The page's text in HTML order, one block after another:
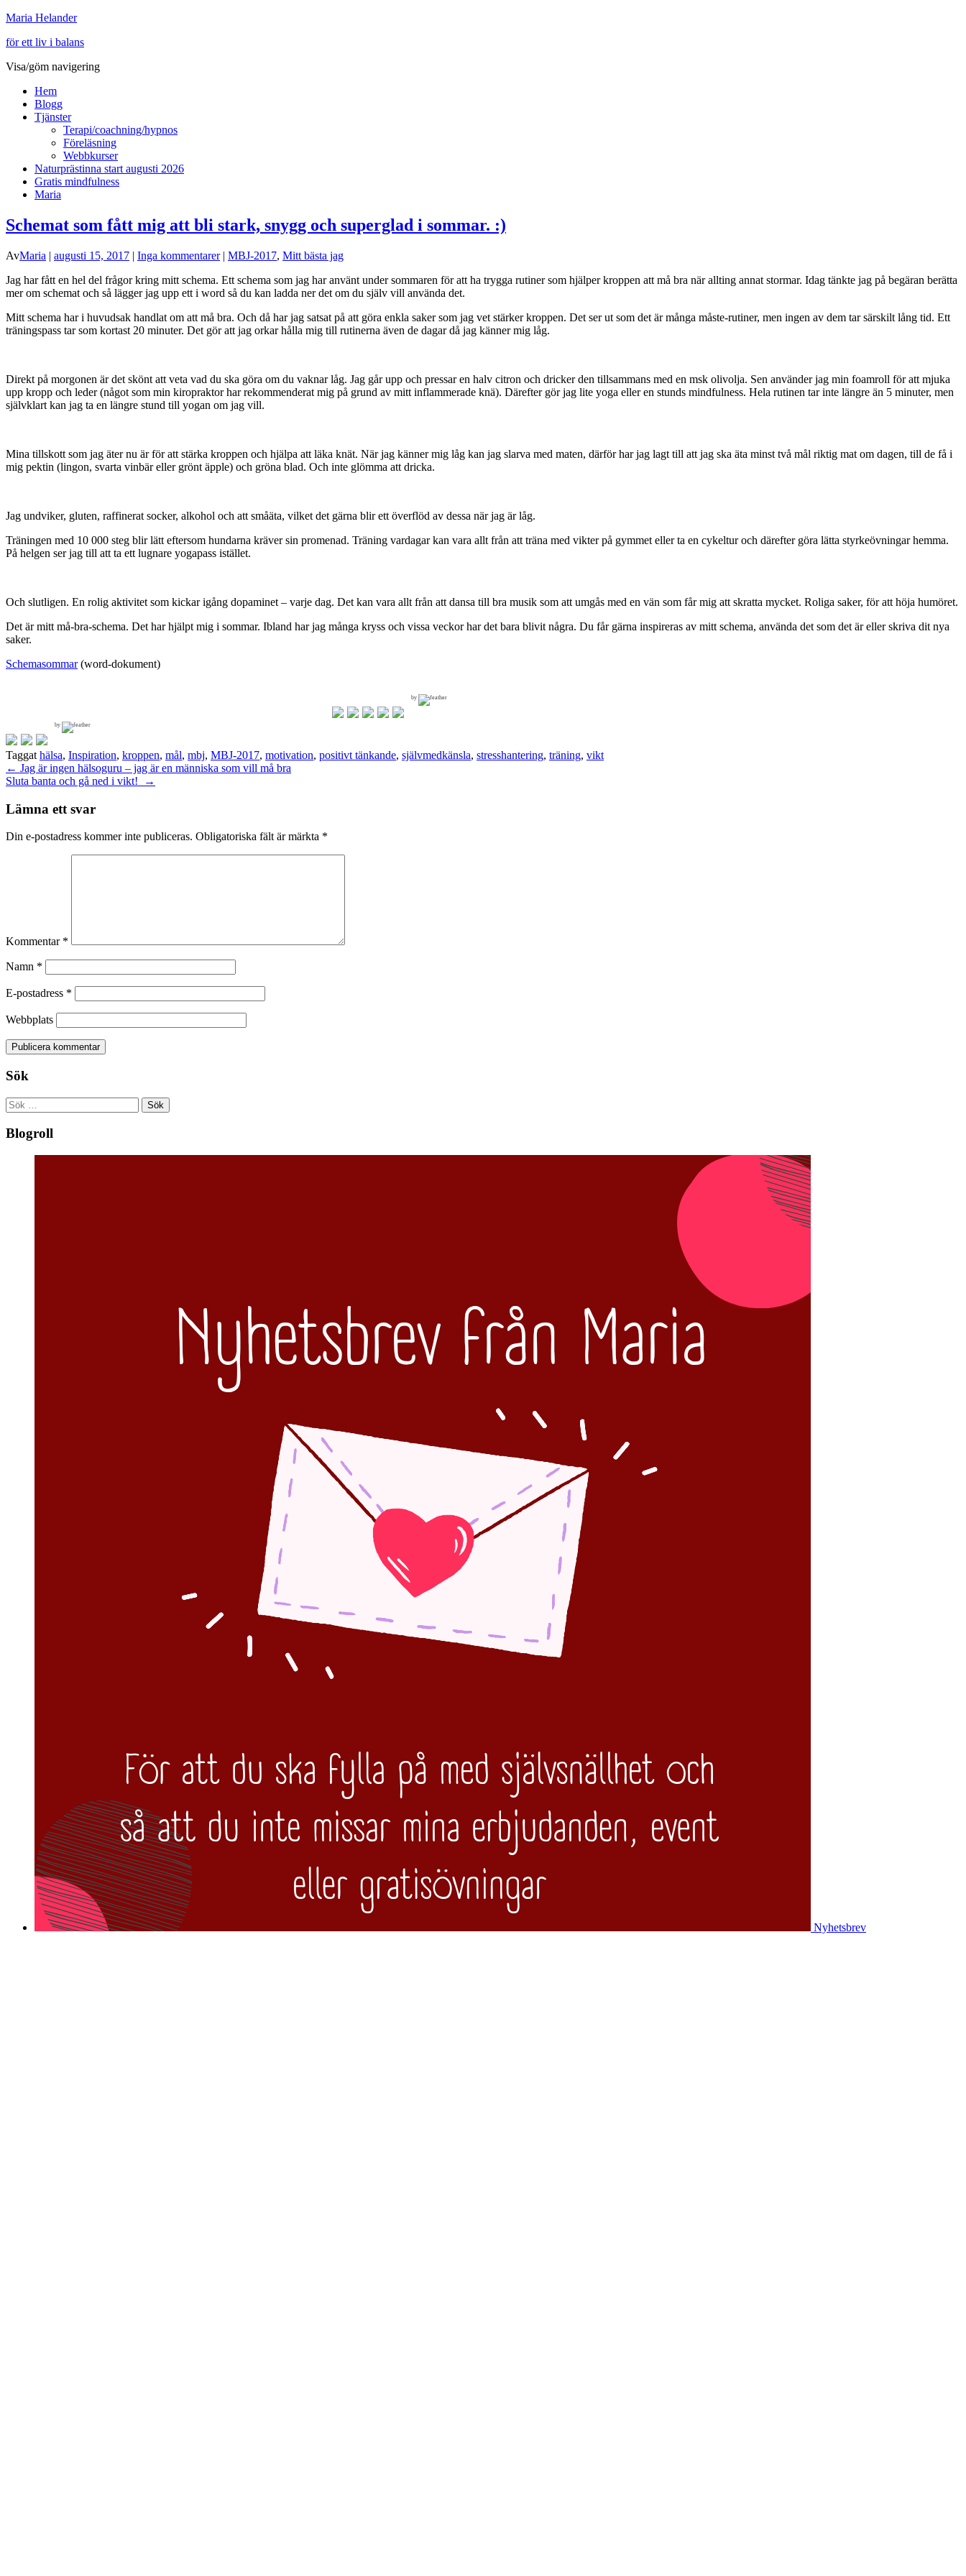
Maria Helander
för ett liv i balans
Visa/göm navigering
Hem
Blogg
Tjänster
Terapi/coachning/hypnos
Föreläsning
Webbkurser
Naturprästinna start augusti 2026
Gratis mindfulness
Maria
Schemat som fått mig att bli stark, snygg och superglad i sommar. :)
AvMaria | augusti 15, 2017 | Inga kommentarer| MBJ-2017, Mitt bästa jag
Jag har fått en hel del frågor kring mitt schema. Ett schema som jag har använt under sommaren för att ha trygga rutiner som hjälper kroppen att må bra när allting annat stormar. Idag tänkte jag på begäran berätta
mer om schemat och så lägger jag upp ett i word så du kan ladda ner det om du själv vill använda det.
Mitt schema har i huvudsak handlat om att må bra. Och då har jag satsat på att göra enkla saker som jag vet stärker kroppen. Det ser ut som det är många måste-rutiner, men ingen av dem tar särskilt lång tid. Ett
träningspass tar som kortast 20 minuter. Det gör att jag orkar hålla mig till rutinerna även de dagar då jag känner mig låg.
Direkt på morgonen är det skönt att veta vad du ska göra om du vaknar låg. Jag går upp och pressar en halv citron och dricker den tillsammans med en msk olivolja. Sen använder jag min foamroll för att mjuka
upp kropp och leder (något som min kiropraktor har rekommenderat mig på grund av mitt inflammerade knä). Därefter gör jag lite yoga eller en stunds mindfulness. Hela rutinen tar inte längre än 5 minuter, men
självklart kan jag ta en längre stund till yogan om jag vill.
Mina tillskott som jag äter nu är för att stärka kroppen och hjälpa att läka knät. När jag känner mig låg kan jag slarva med maten, därför har jag lagt till att jag ska äta minst två mål riktig mat om dagen, till de få i
mig pektin (lingon, svarta vinbär eller grönt äpple) och gröna blad. Och inte glömma att dricka.
Jag undviker, gluten, raffinerat socker, alkohol och att småäta, vilket det gärna blir ett överflöd av dessa när jag är låg.
Träningen med 10 000 steg blir lätt eftersom hundarna kräver sin promenad. Träning vardagar kan vara allt från att träna med vikter på gymmet eller ta en cykeltur och därefter göra lätta styrkeövningar hemma.
På helgen ser jag till att ta ett lugnare yogapass istället.
Och slutligen. En rolig aktivitet som kickar igång dopaminet – varje dag. Det kan vara allt från att dansa till bra musik som att umgås med en vän som får mig att skratta mycket. Roliga saker, för att höja humöret.
Det är mitt må-bra-schema. Det har hjälpt mig i sommar. Ibland har jag många kryss och vissa veckor har det bara blivit några. Du får gärna inspireras av mitt schema, använda det som det är eller skriva dit nya
saker.
Schemasommar(word-dokument)
by
by
Taggat hälsa, Inspiration, kroppen, mål, mbj, MBJ-2017, motivation, positivt tänkande, självmedkänsla, stresshantering, träning, vikt
Inläggsnavigering
← Jag är ingen hälsoguru – jag är en människa som vill må bra
Sluta banta och gå ned i vikt!
→
Lämna ett svar
Din e-postadress kommer inte publiceras. Obligatoriska fält är märkta *
Kommentar *
Namn *
E-postadress *
Webbplats
Sök
Sök
efter:
Blogroll
Nyhetsbrev